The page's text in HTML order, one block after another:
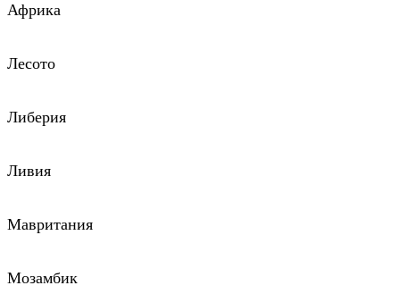
Африка
Лесото
Либерия
Ливия
Мавритания
Мозамбик